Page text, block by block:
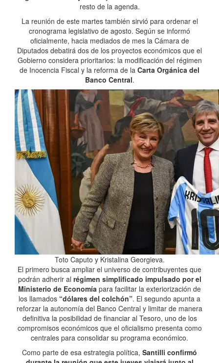
resto de la agenda.
La reunión de este martes también sirvió para ordenar el
cronograma legislativo de agosto. Según se informó
oficialmente, hacia mediados de mes la Cámara de
Diputados debatirá dos de los proyectos económicos que el
Gobierno considera prioritarios: la modificación del régimen
de Inocencia Fiscal y la reforma de la Carta Orgánica del
Banco Central.
Toto Caputo y Kristalina Georgieva.
El primero busca ampliar el universo de contribuyentes que
podrán adherir al régimen simplificado impulsado por el
Ministerio de Economía para facilitar la exteriorización de
los llamados “dólares del colchón”. El segundo apunta a
reforzar la autonomía del Banco Central y limitar de manera
definitiva la posibilidad de financiar al Tesoro, uno de los
compromisos económicos que el oficialismo presenta como
centrales para consolidar su programa económico.
Como parte de esa estrategia política, Santilli confirmó